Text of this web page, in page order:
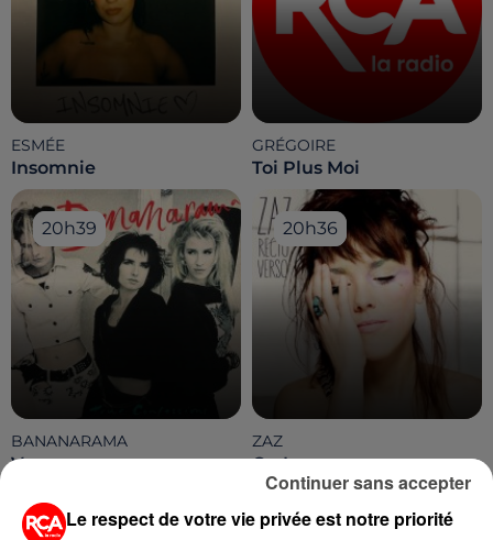
ESMÉE
Insomnie
GRÉGOIRE
Toi Plus Moi
20h39
20h39
BANANARAMA
Venus
20h36
20h36
ZAZ
On Ira
20h31
20h31 20h29
20h29
Le respect de votre vie privée est notre priorité
Continuer sans accepter